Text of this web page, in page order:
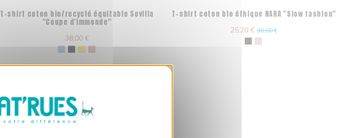
T-shirt coton bio/recyclé équitable Sevilla
"Coupe d'Immonde"
38,00 €
T-shirt coton bio éthique NARA "Slow fashion"
25,20 €36,00 €